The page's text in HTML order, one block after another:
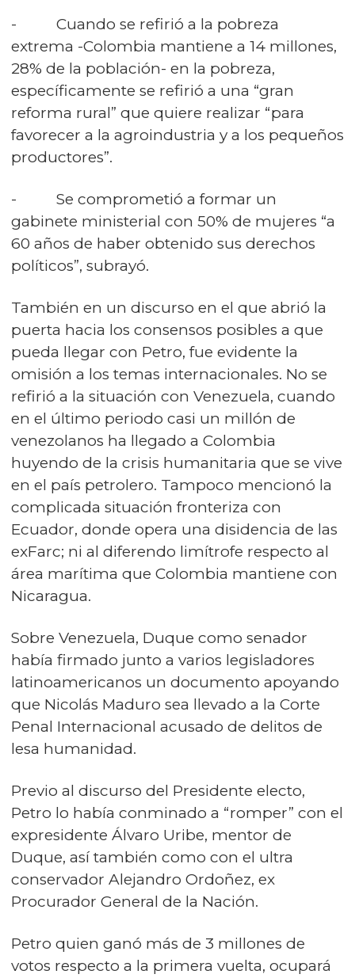
- Cuando se refirió a la pobreza
extrema -Colombia mantiene a 14 millones,
28% de la población- en la pobreza,
específicamente se refirió a una “gran
reforma rural” que quiere realizar “para
favorecer a la agroindustria y a los pequeños
productores”.
- Se comprometió a formar un
gabinete ministerial con 50% de mujeres “a
60 años de haber obtenido sus derechos
políticos”, subrayó.
También en un discurso en el que abrió la
puerta hacia los consensos posibles a que
pueda llegar con Petro, fue evidente la
omisión a los temas internacionales. No se
refirió a la situación con Venezuela, cuando
en el último periodo casi un millón de
venezolanos ha llegado a Colombia
huyendo de la crisis humanitaria que se vive
en el país petrolero. Tampoco mencionó la
complicada situación fronteriza con
Ecuador, donde opera una disidencia de las
exFarc; ni al diferendo limítrofe respecto al
área marítima que Colombia mantiene con
Nicaragua.
Sobre Venezuela, Duque como senador
había firmado junto a varios legisladores
latinoamericanos un documento apoyando
que Nicolás Maduro sea llevado a la Corte
Penal Internacional acusado de delitos de
lesa humanidad.
Previo al discurso del Presidente electo,
Petro lo había conminado a “romper” con el
expresidente Álvaro Uribe, mentor de
Duque, así también como con el ultra
conservador Alejandro Ordoñez, ex
Procurador General de la Nación.
Petro quien ganó más de 3 millones de
votos respecto a la primera vuelta, ocupará